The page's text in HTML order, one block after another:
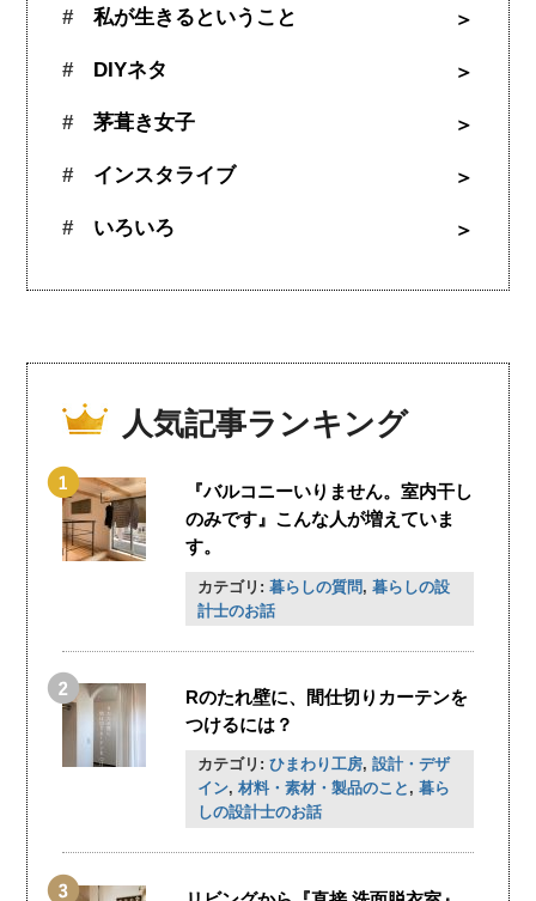
私が生きるということ
DIYネタ
茅葺き女子
インスタライブ
いろいろ
人気記事ランキング
『バルコニーいりません。室内干し
のみです』こんな人が増えていま
す。
カテゴリ: 暮らしの質問, 暮らしの設
計士のお話
Rのたれ壁に、間仕切りカーテンを
つけるには？
カテゴリ: ひまわり工房, 設計・デザ
イン, 材料・素材・製品のこと , 暮ら
しの設計士のお話